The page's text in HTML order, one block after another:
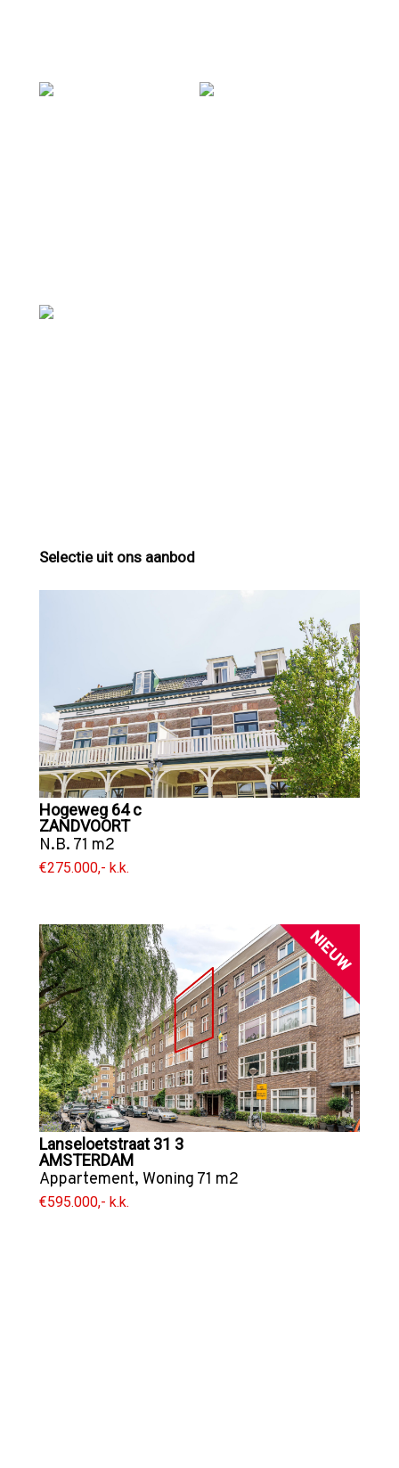
Selectie uit ons aanbod
Hogeweg 64 c
ZANDVOORT
N.B. 71 m2
€275.000,- k.k.
NIEUW
Lanseloetstraat 31 3
AMSTERDAM
Appartement, Woning 71 m2
€595.000,- k.k.